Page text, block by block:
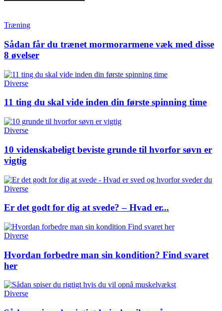
Træning
Sådan får du trænet mormorarmene væk med disse
8 øvelser
Diverse
11 ting du skal vide inden din første spinning time
Diverse
10 videnskabeligt beviste grunde til hvorfor søvn er
vigtig
Diverse
Er det godt for dig at svede? – Hvad er...
Diverse
Hvordan forbedre man sin kondition? Find svaret
her
Diverse